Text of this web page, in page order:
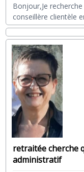
Bonjour,Je
conseillère clientèle
retraitée cherche
administratif